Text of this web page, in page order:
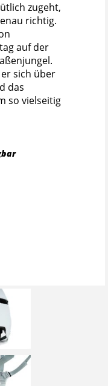
zugeht,
richtig.
auf der
sich über
das
so vielseitig